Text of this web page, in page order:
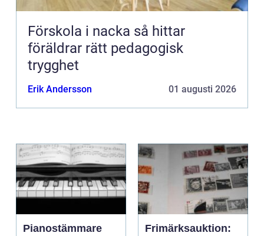
Förskola i nacka så hittar
föräldrar rätt pedagogisk
trygghet
Erik Andersson 01 augusti 2026
Pianostämmare
Frimärksauktion: